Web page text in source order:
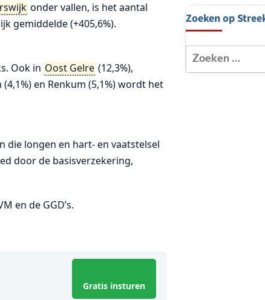
onder vallen, is het aantal
gemiddelde (+405,6%).
Ook in Oost Gelre (12,3%),
en Renkum (5,1%) wordt het
die longen en hart- en vaatstelsel
door de basisverzekering,
en de GGD’s.
Gratis insturen
Zoeken op
Zoeken
naar: